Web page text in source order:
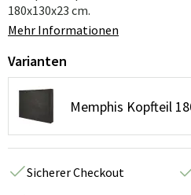
180x130x23 cm.
Mehr Informationen
Varianten
Memphis Kopfteil
Sicherer Checkout